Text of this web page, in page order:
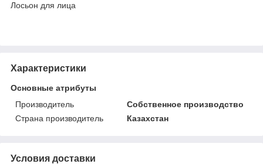
Лосьон для лица
Характеристики
Основные атрибуты
Производитель
Собственное производство
Страна производитель
Казахстан
Условия доставки